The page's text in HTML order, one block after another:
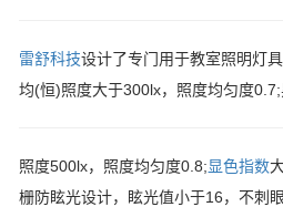
雷舒科技设计了专门用于教室照明灯
均(恒)照度大于300lx，照度均匀度
照度500lx，照度均匀度0.8;显色指数
栅防眩光设计，眩光值小于16，不刺